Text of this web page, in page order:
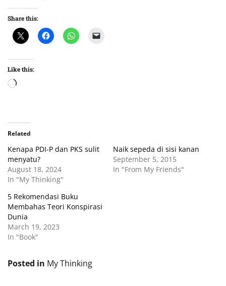
Share this:
Like this:
Loading…
Related
Kenapa PDI-P dan PKS sulit
menyatu?
August 18, 2024
In "My Thinking"
Naik sepeda di sisi kanan
September 5, 2015
In "From My Friends"
5 Rekomendasi Buku
Membahas Teori Konspirasi
Dunia
March 19, 2023
In "Book"
Posted in My Thinking